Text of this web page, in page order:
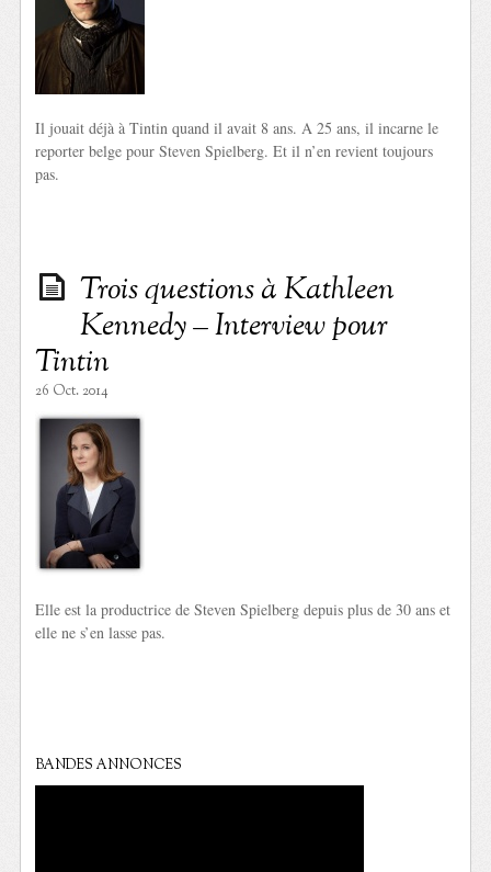
Il jouait déjà à Tintin quand il avait 8 ans. A 25 ans, il incarne le
reporter belge pour Steven Spielberg. Et il n’en revient toujours
pas.
Trois questions à Kathleen
Kennedy – Interview pour
Tintin
26 Oct. 2014
Elle est la productrice de Steven Spielberg depuis plus de 30 ans et
elle ne s’en lasse pas.
BANDES ANNONCES